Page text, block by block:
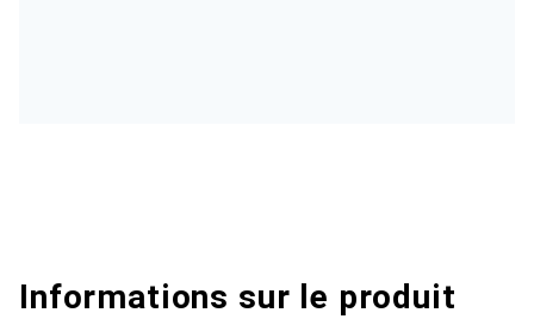
Informations sur le produit